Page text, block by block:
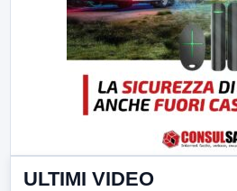
ULTIMI VIDEO